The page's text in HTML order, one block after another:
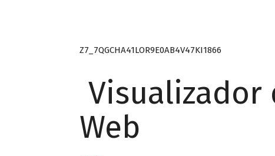
Z7_7QGCHA41LOR9E0AB4V47KI1866
Visualizador
Web